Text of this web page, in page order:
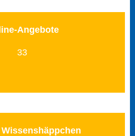
Angebote
33